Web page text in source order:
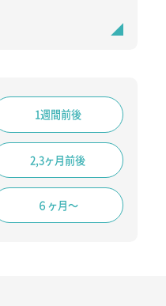
1週間前後
2,3ヶ月前後
６ヶ月～